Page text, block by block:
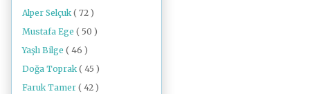
Alper Selçuk ( 72 )
Mustafa Ege ( 50 )
Yaşlı Bilge ( 46 )
Doğa Toprak ( 45 )
Faruk Tamer ( 42 )